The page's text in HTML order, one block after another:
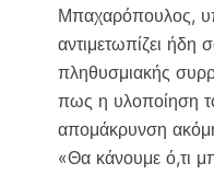
Μπαχαρόπουλος,
αντιμετωπίζει
πληθυσμιακής
πως η υλοποίηση
απομάκρυνση
«Θα κάνουμε ό,τι